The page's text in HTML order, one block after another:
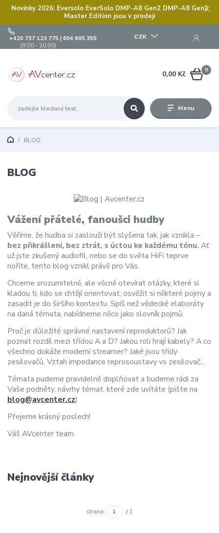
Novinky 2026: Eversolo EverSolo DMP-A8 Gen2 DMP-A8 Gen2
Master Edition jsou v prodeji
Menu
CZK
+420 737 123 775 | 604 605 355
(8:00 - 20:00)
0
0,00 Kč
BLOG
BLOG
Vážení přátelé, fanoušci hudby
Věříme, že hudba si zaslouží být slyšena tak, jak vznikla –
bez přikrášlení, bez ztrát, s úctou ke každému tónu. Ať
už jste zkušený audiofil, nebo se do světa HiFi teprve
noříte, tento blog vznikl právě pro Vás.
Chceme srozumitelně, ale věcně otevírat otázky, které si
kladou ti, kdo se chtějí orientovat, osvěžit si některé pojmy a
zasadit je do širšího kontextu. Spíš než vědecké elaboráty
na daná témata, nabídneme něco jako slovník pojmů.
Proč je důležité správné nastavení reproduktorů? Jak
poznat rozdíl mezi třídou A a D? Jakou roli hrají kabely? A co
všechno dokáže moderní streamer? Jaké jsou třídy
zesilovačů, Vztah impedance reprosoustavy vs zesilovač...
Témata pudeme pravidelně doplňovat a budeme rádi za
Vaše podněty, návrhy témat, které zde uvítáte (pište na
blog@avcenter.cz)
Přejeme krásný poslech!
Váš AVcenter team.
Nejnovější články
strana z 1